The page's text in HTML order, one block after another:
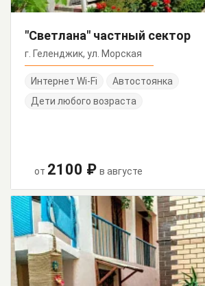
"Светлана" частный сектор
г. Геленджик, ул. Морская
Интернет Wi-Fi
Автостоянка
Дети любого возраста
от 2100 ₽ в августе